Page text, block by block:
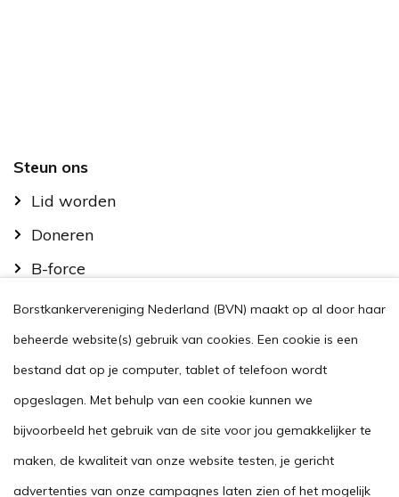
Footer
Steun ons
Lid worden
Doneren
B-force
Kom in actie
Handig
Stel je vraag
Agenda
Voor zorgverleners
This website in another language
Borstkankervereniging Nederland (BVN) maakt op al door haar
beheerde website(s) gebruik van cookies. Een cookie is een
bestand dat op je computer, tablet of telefoon wordt
opgeslagen. Met behulp van een cookie kunnen we
bijvoorbeeld het gebruik van de site voor jou gemakkelijker te
maken, de kwaliteit van onze website testen, je gericht
advertenties van onze campagnes laten zien of het mogelijk